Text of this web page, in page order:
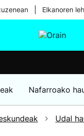
Elkanoren
Nafarroako
Udal